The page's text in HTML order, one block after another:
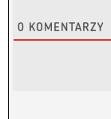
0 KOMENTARZY